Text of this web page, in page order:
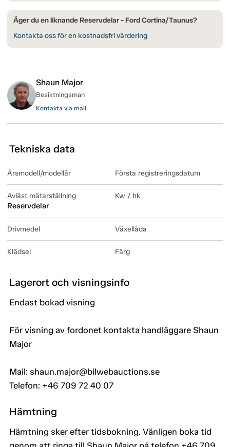
Äger du en liknande Reservdelar - Ford Cortina/Taunus?
Kontakta oss för en kostnadsfri värdering
Shaun Major
Besiktningsman
Kontakta via mail
Tekniska data
Årsmodell/modellår Första registreringsdatum
Avläst mätarställning
Reservdelar
Kw / hk
Drivmedel Växellåda
Klädsel Färg
Lagerort och visningsinfo
Endast bokad visning
För visning av fordonet kontakta handläggare Shaun
Major
Mail: shaun.major@bilwebauctions.se
Telefon: +46 709 72 40 07
Hämtning
Hämtning sker efter tidsbokning. Vänligen boka tid